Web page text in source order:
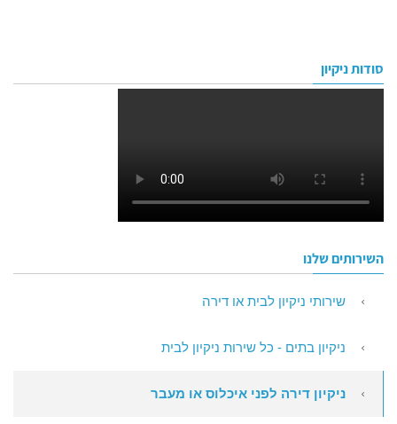
סודות ניקיון
השירותים שלנו
שירותי ניקיון לבית או דירה
ניקיון בתים - כל שירות ניקיון לבית
ניקיון דירה לפני איכלוס או מעבר